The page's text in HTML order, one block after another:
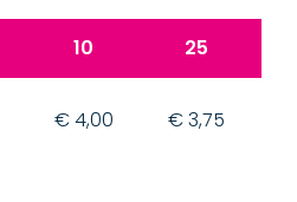
10 25
€ 4,00 € 3,75